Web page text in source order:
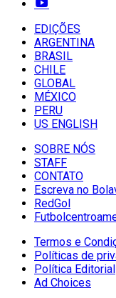
EDIÇÕES
ARGENTINA
BRASIL
CHILE
GLOBAL
MÉXICO
PERU
US ENGLISH
SOBRE NÓS
STAFF
CONTATO
Escreva no
RedGol
Termos e
Políticas de
Política Editorial
Ad Choices